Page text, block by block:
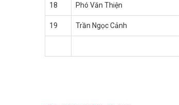
18 Phó Văn Thiện
19 Trần Ngọc Cảnh